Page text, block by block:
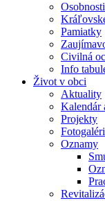
Osobnosti
Pamiatky
Civilná
Info
Život v obci
Aktuality
Kalendár
Projekty
Oznamy